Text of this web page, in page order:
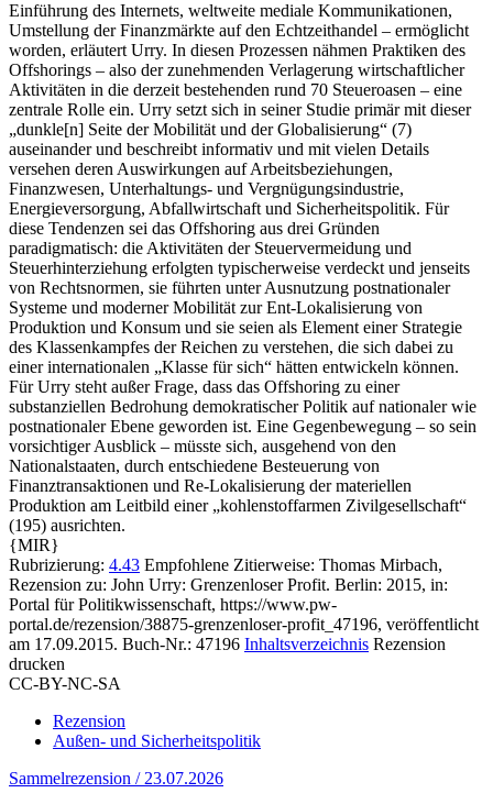
Einführung des Internets, weltweite mediale Kommunikationen,
Umstellung der Finanzmärkte auf den Echtzeithandel – ermöglicht
worden, erläutert Urry. In diesen Prozessen nähmen Praktiken des
Offshorings – also der zunehmenden Verlagerung wirtschaftlicher
Aktivitäten in die derzeit bestehenden rund 70 Steueroasen – eine
zentrale Rolle ein. Urry setzt sich in seiner Studie primär mit dieser
„dunkle[n] Seite der Mobilität und der Globalisierung“ (7)
auseinander und beschreibt informativ und mit vielen Details
versehen deren Auswirkungen auf Arbeitsbeziehungen,
Finanzwesen, Unterhaltungs‑ und Vergnügungsindustrie,
Energieversorgung, Abfallwirtschaft und Sicherheitspolitik. Für
diese Tendenzen sei das Offshoring aus drei Gründen
paradigmatisch: die Aktivitäten der Steuervermeidung und
Steuerhinterziehung erfolgten typischerweise verdeckt und jenseits
von Rechtsnormen, sie führten unter Ausnutzung postnationaler
Systeme und moderner Mobilität zur Ent‑Lokalisierung von
Produktion und Konsum und sie seien als Element einer Strategie
des Klassenkampfes der Reichen zu verstehen, die sich dabei zu
einer internationalen „Klasse für sich“ hätten entwickeln können.
Für Urry steht außer Frage, dass das Offshoring zu einer
substanziellen Bedrohung demokratischer Politik auf nationaler wie
postnationaler Ebene geworden ist. Eine Gegenbewegung – so sein
vorsichtiger Ausblick – müsste sich, ausgehend von den
Nationalstaaten, durch entschiedene Besteuerung von
Finanztransaktionen und Re‑Lokalisierung der materiellen
Produktion am Leitbild einer „kohlenstoffarmen Zivilgesellschaft“
(195) ausrichten.
{MIR}
Rubrizierung: 4.43 Empfohlene Zitierweise: Thomas Mirbach,
Rezension zu: John Urry: Grenzenloser Profit. Berlin: 2015, in:
Portal für Politikwissenschaft, https://www.pw-
portal.de/rezension/38875-grenzenloser-profit_47196, veröffentlicht
am 17.09.2015. Buch-Nr.: 47196 Inhaltsverzeichnis Rezension
drucken
CC-BY-NC-SA
Rezension
Außen- und Sicherheitspolitik
Sammelrezension / 23.07.2026